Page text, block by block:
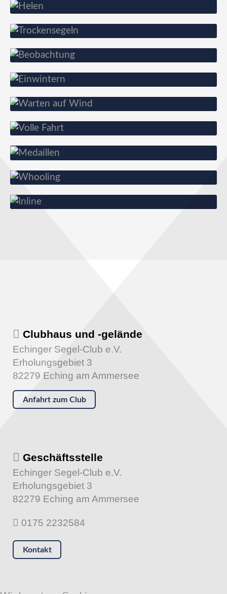
Trockensegeln
Unter Aufsicht
Einwintern
Warten auf Wind
Schnell unterwegs
Stolz
Whooling
Inline
Clubhaus und -gelände
Echinger Segel-Club e.V.
Erholungsgebiet 3
82279 Eching am Ammersee
Anfahrt zum Club
Geschäftsstelle
Echinger Segel-Club e.V.
Erholungsgebiet 3
82279 Eching am Ammersee
0175 2232584
Kontakt